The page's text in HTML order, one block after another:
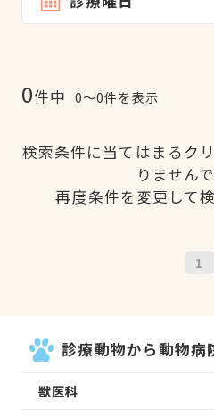
0件中 0〜0件を表示
検索条件に当てはまるク
りません
再度条件を変更して
1
診療動物から動物病
獣医科